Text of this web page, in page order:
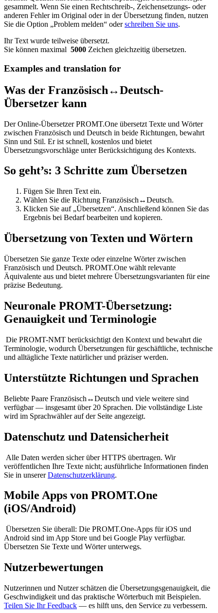
gesammelt. Wenn Sie einen Rechtschreib-, Zeichensetzungs- oder
anderen Fehler im Original oder in der Übersetzung finden, nutzen
Sie die Option „Problem melden“ oderschreiben Sie uns.
Ihr Text wurde teilweise übersetzt.
Sie können maximal 5000 Zeichen gleichzeitig übersetzen.
Examples and translation for
Was der Französisch↔Deutsch-
Übersetzer kann
Der Online-Übersetzer PROMT.One übersetzt Texte und Wörter
zwischen Französisch und Deutsch in beide Richtungen, bewahrt
Sinn und Stil. Er ist schnell, kostenlos und bietet
Übersetzungsvorschläge unter Berücksichtigung des Kontexts.
So geht’s: 3 Schritte zum Übersetzen
Fügen Sie Ihren Text ein.
Wählen Sie die Richtung Französisch↔Deutsch.
Klicken Sie auf „Übersetzen“. Anschließend können Sie das
Ergebnis bei Bedarf bearbeiten und kopieren.
Übersetzung von Texten und Wörtern
Übersetzen Sie ganze Texte oder einzelne Wörter zwischen
Französisch und Deutsch. PROMT.One wählt relevante
Äquivalente aus und bietet mehrere Übersetzungsvarianten für eine
präzise Bedeutung.
Neuronale PROMT-Übersetzung:
Genauigkeit und Terminologie
Die PROMT-NMT berücksichtigt den Kontext und bewahrt die
Terminologie, wodurch Übersetzungen für geschäftliche, technische
und alltägliche Texte natürlicher und präziser werden.
Unterstützte Richtungen und Sprachen
Beliebte Paare Französisch↔Deutsch und viele weitere sind
verfügbar — insgesamt über 20 Sprachen. Die vollständige Liste
wird im Sprachwähler auf der Seite angezeigt.
Datenschutz und Datensicherheit
Alle Daten werden sicher über HTTPS übertragen. Wir
veröffentlichen Ihre Texte nicht; ausführliche Informationen finden
Sie in unsererDatenschutzerklärung.
Mobile Apps von PROMT.One
(iOS/Android)
Übersetzen Sie überall: Die PROMT.One-Apps für iOS und
Android sind im App Store und bei Google Play verfügbar.
Übersetzen Sie Texte und Wörter unterwegs.
Nutzerbewertungen
Nutzerinnen und Nutzer schätzen die Übersetzungsgenauigkeit, die
Geschwindigkeit und das praktische Wörterbuch mit Beispielen.
Teilen Sie Ihr Feedback — es hilft uns, den Service zu verbessern.